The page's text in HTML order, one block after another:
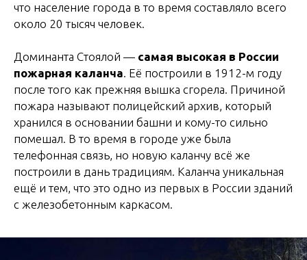
что население города в то время составляло всего
около 20 тысяч человек.
Доминанта Стоялой — самая высокая в России
пожарная каланча. Её построили в 1912-м году
после того как прежняя вышка сгорела. Причиной
пожара называют полицейский архив, который
хранился в основании башни и кому-то сильно
помешал. В то время в городе уже была
телефонная связь, но новую каланчу всё же
построили в дань традициям. Каланча уникальная
ещё и тем, что это одно из первых в России зданий
с железобетонным каркасом.